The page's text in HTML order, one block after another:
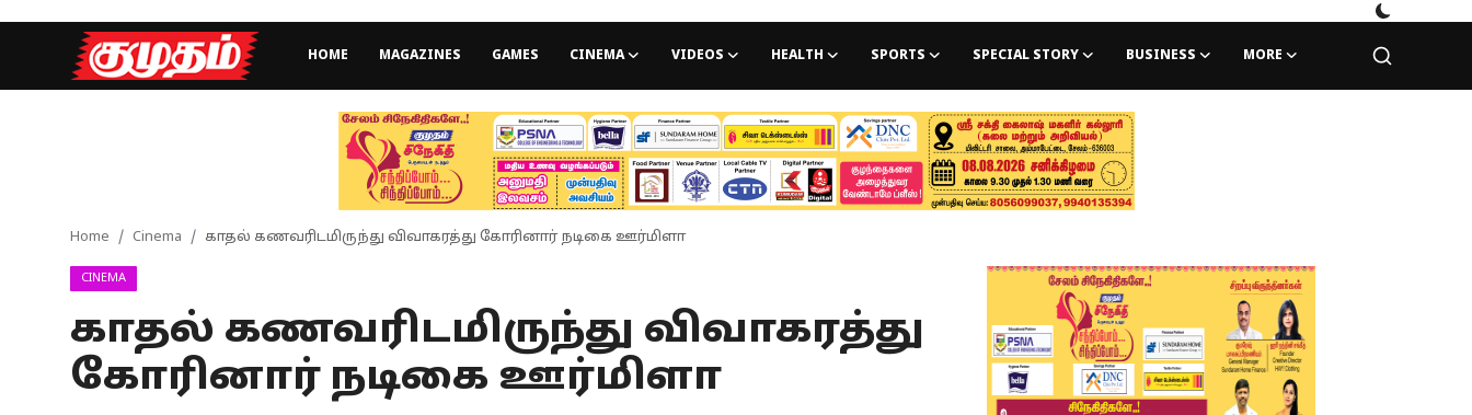
HOME MAGAZINES GAMES CINEMA VIDEOS HEALTH SPORTS SPECIAL STORY BUSINESS MORE
GamesHome Cinema காதல் கணவரிடமிருந்து விவாகரத்து கோரினார் நடிகை ஊர்மிளா
CINEMA
காதல் கணவரிடமிருந்து விவாகரத்து
கோரினார் நடிகை ஊர்மிளா